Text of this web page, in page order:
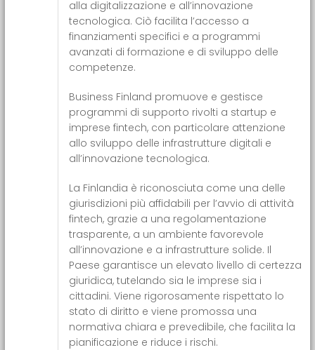
alla digitalizzazione e all’innovazione
tecnologica. Ciò facilita l’accesso a
finanziamenti specifici e a programmi
avanzati di formazione e di sviluppo delle
competenze.
Business Finland promuove e gestisce
programmi di supporto rivolti a startup e
imprese fintech, con particolare attenzione
allo sviluppo delle infrastrutture digitali e
all’innovazione tecnologica.
La Finlandia è riconosciuta come una delle
giurisdizioni più affidabili per l’avvio di attività
fintech, grazie a una regolamentazione
trasparente, a un ambiente favorevole
all’innovazione e a infrastrutture solide. Il
Paese garantisce un elevato livello di certezza
giuridica, tutelando sia le imprese sia i
cittadini. Viene rigorosamente rispettato lo
stato di diritto e viene promossa una
normativa chiara e prevedibile, che facilita la
pianificazione e riduce i rischi.